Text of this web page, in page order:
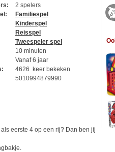
2 spelers
Familiespel
Kinderspel
Reisspel
Tweespeler spel
10 minuten
Vanaf 6 jaar
4626 keer bekeken
5010994879990
eerste 4 op een rij? Dan ben jij